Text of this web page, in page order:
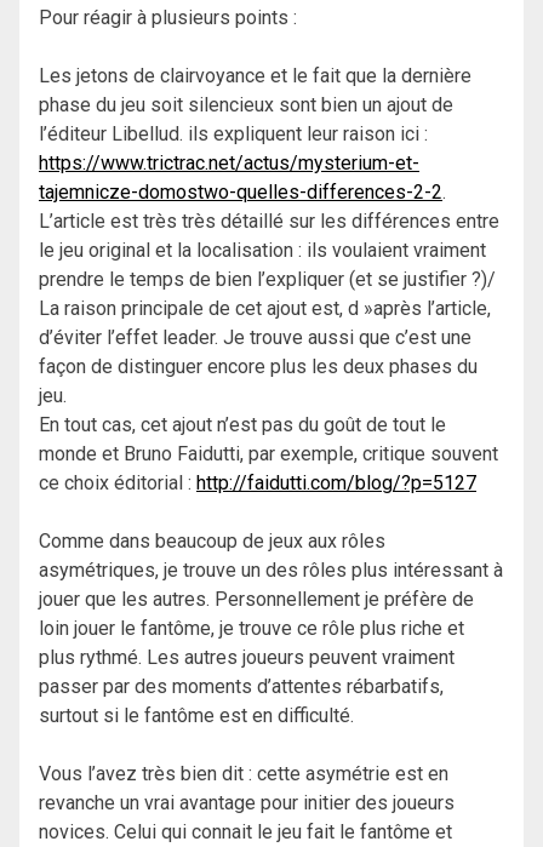
Pour réagir à plusieurs points :
Les jetons de clairvoyance et le fait que la dernière
phase du jeu soit silencieux sont bien un ajout de
l’éditeur Libellud. ils expliquent leur raison ici :
https://www.trictrac.net/actus/mysterium-et-
tajemnicze-domostwo-quelles-differences-2-2.
L’article est très très détaillé sur les différences entre
le jeu original et la localisation : ils voulaient vraiment
prendre le temps de bien l’expliquer (et se justifier ?)/
La raison principale de cet ajout est, d »après l’article,
d’éviter l’effet leader. Je trouve aussi que c’est une
façon de distinguer encore plus les deux phases du
jeu.
En tout cas, cet ajout n’est pas du goût de tout le
monde et Bruno Faidutti, par exemple, critique souvent
ce choix éditorial : http://faidutti.com/blog/?p=5127
Comme dans beaucoup de jeux aux rôles
asymétriques, je trouve un des rôles plus intéressant à
jouer que les autres. Personnellement je préfère de
loin jouer le fantôme, je trouve ce rôle plus riche et
plus rythmé. Les autres joueurs peuvent vraiment
passer par des moments d’attentes rébarbatifs,
surtout si le fantôme est en difficulté.
Vous l’avez très bien dit : cette asymétrie est en
revanche un vrai avantage pour initier des joueurs
novices. Celui qui connait le jeu fait le fantôme et